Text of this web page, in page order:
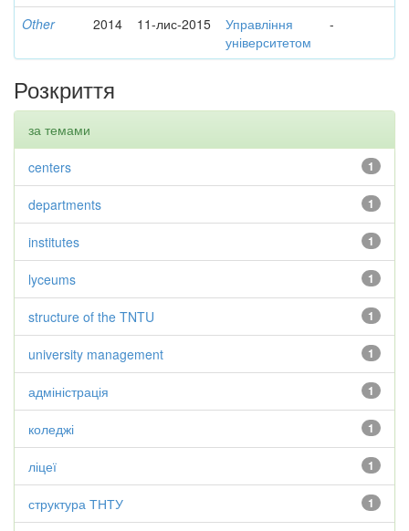
Other 2014 11-лис-2015
Управління
університетом
-
Розкриття
за темами
1
centers
1
departments
1
institutes
1
lyceums
1
structure of the TNTU
1
university management
1
адміністрація
1
коледжі
1
ліцеї
1
структура ТНТУ